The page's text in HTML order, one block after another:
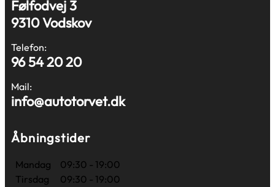
Følfodvej 3
9310 Vodskov
Telefon:
96 54 20 20
Mail:
info@autotorvet.dk
Åbningstider
Mandag
09:30 - 19:00
Tirsdag
09:30 - 19:00